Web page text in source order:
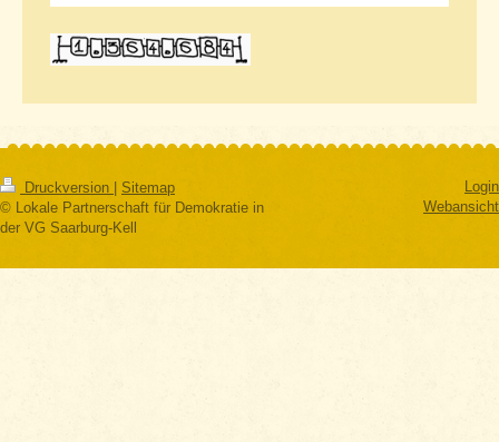
Druckversion
Sitemap
© Lokale Partnerschaft für Demokratie in
der VG Saarburg-Kell
Login
Webansicht